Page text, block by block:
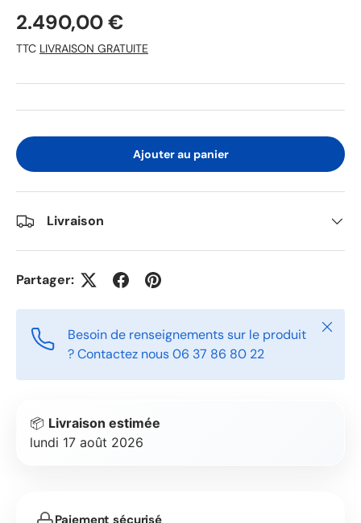
2.490,00 €
TTC LIVRAISON GRATUITE
Ajouter au panier
Livraison
Partager:
Besoin de renseignements sur le produit
? Contactez nous 06 37 86 80 22
Fermer
📦 Livraison estimée
lundi 17 août 2026